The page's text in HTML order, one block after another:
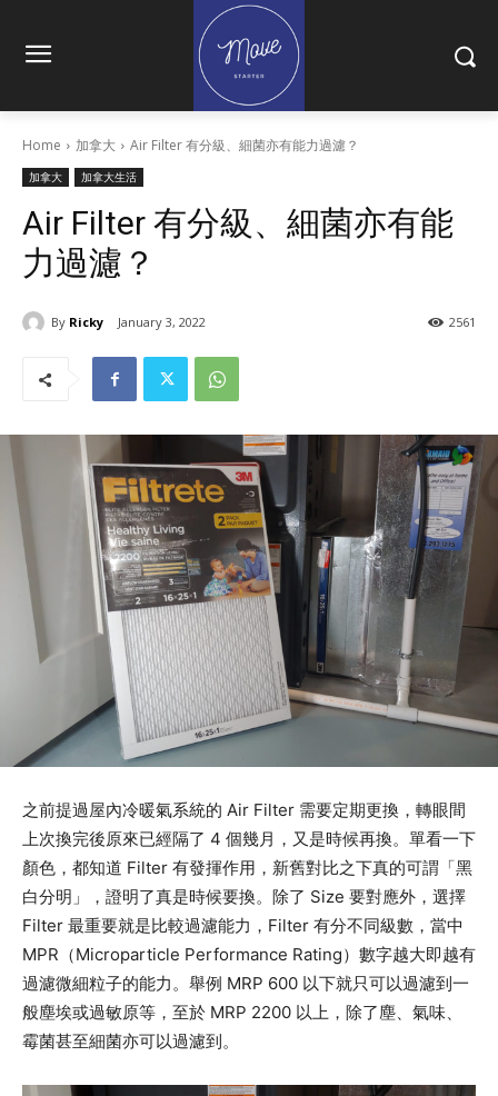
Home 加拿大 Air Filter 有分級、細菌亦有能力過濾？
加拿大 加拿大生活
Air Filter 有分級、細菌亦有能
力過濾？
By Ricky January 3, 2022 2561
之前提過屋內冷暖氣系統的 Air Filter 需要定期更換，轉眼間
上次換完後原來已經隔了 4 個幾月，又是時候再換。單看一下
顏色，都知道 Filter 有發揮作用，新舊對比之下真的可謂「黑
白分明」，證明了真是時候要換。除了 Size 要對應外，選擇
Filter 最重要就是比較過濾能力，Filter 有分不同級數，當中
MPR（Microparticle Performance Rating）數字越大即越有
過濾微細粒子的能力。舉例 MRP 600 以下就只可以過濾到一
般塵埃或過敏原等，至於 MRP 2200 以上，除了塵、氣味、
霉菌甚至細菌亦可以過濾到。